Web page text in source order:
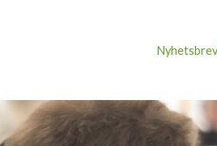
Nyhetsbrev